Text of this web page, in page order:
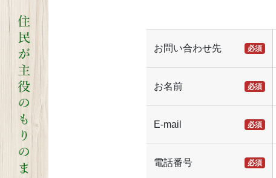
お問い合わせ先 必須
お名前 必須
E-mail 必須
電話番号 必須